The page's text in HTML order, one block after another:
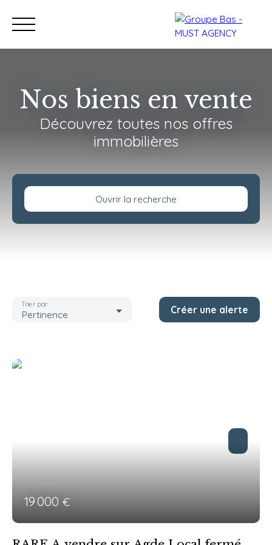
Acheter Vendre Programmes
Nos biens en vente
Découvrez toutes nos offres
immobilières
Ouvrir la recherche
Budget max (€)
Pertinence
Trier par Créer une alerte
19 000 €